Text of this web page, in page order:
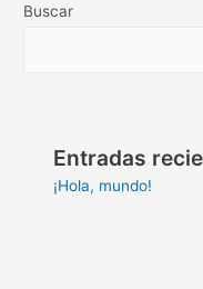
Buscar
Entradas
¡Hola, mundo!